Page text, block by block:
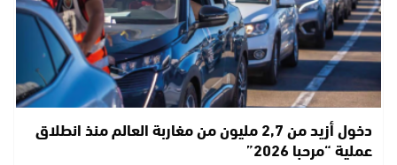
دخول أزيد من 2,7 مليون من مغاربة العالم منذ انطلاق
عملية “مرحبا 2026”